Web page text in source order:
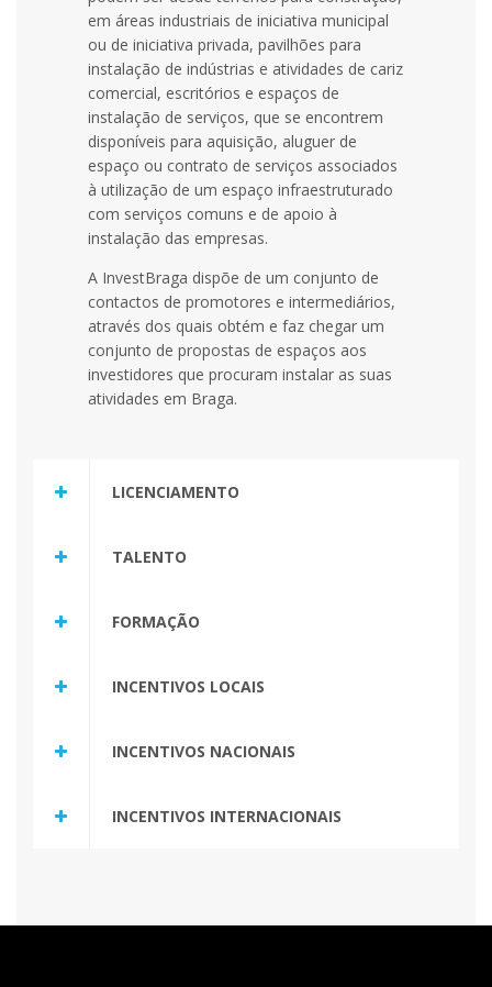
em áreas industriais de iniciativa municipal
ou de iniciativa privada, pavilhões para
instalação de indústrias e atividades de cariz
comercial, escritórios e espaços de
instalação de serviços, que se encontrem
disponíveis para aquisição, aluguer de
espaço ou contrato de serviços associados
à utilização de um espaço infraestruturado
com serviços comuns e de apoio à
instalação das empresas.
A InvestBraga dispõe de um conjunto de
contactos de promotores e intermediários,
através dos quais obtém e faz chegar um
conjunto de propostas de espaços aos
investidores que procuram instalar as suas
atividades em Braga.
LICENCIAMENTO
TALENTO
FORMAÇÃO
INCENTIVOS LOCAIS
INCENTIVOS NACIONAIS
INCENTIVOS INTERNACIONAIS